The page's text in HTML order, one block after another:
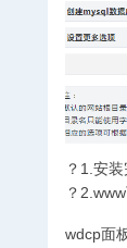
？1.安
？
wdcp面